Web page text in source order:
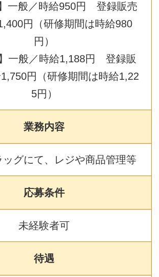
】一般／時給950円 登録販売
円（研修期間は時給980
円）
】一般／時給1,188円 登録販
円（研修期間は時給1,22
5円）
業務内容
ッグにて、レジや商品管理等
応募条件
未経験者可
待遇